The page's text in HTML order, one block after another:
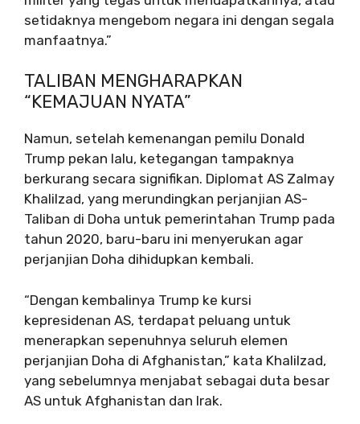
setidaknya mengebom negara ini dengan segala
manfaatnya.”
TALIBAN MENGHARAPKAN
“KEMAJUAN NYATA”
Namun, setelah kemenangan pemilu Donald
Trump pekan lalu, ketegangan tampaknya
berkurang secara signifikan. Diplomat AS Zalmay
Khalilzad, yang merundingkan perjanjian AS-
Taliban di Doha untuk pemerintahan Trump pada
tahun 2020, baru-baru ini menyerukan agar
perjanjian Doha dihidupkan kembali.
“Dengan kembalinya Trump ke kursi
kepresidenan AS, terdapat peluang untuk
menerapkan sepenuhnya seluruh elemen
perjanjian Doha di Afghanistan,” kata Khalilzad,
yang sebelumnya menjabat sebagai duta besar
AS untuk Afghanistan dan Irak.